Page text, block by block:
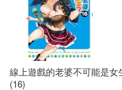
線上遊戲的老婆不可能是女
(16)